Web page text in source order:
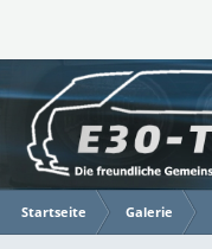
Startseite Galerie